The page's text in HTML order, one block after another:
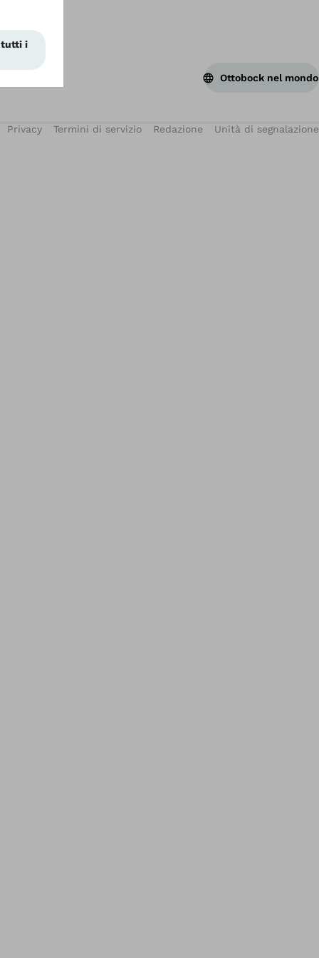
Ottobock nel mondo
Privacy Termini di servizio Redazione Unità di segnalazione